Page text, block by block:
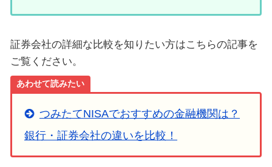
証券会社の詳細な比較を知りたい方はこちらの記事を
ご覧ください。
あわせて読みたい
つみたてNISAでおすすめの金融機関は？
銀行・証券会社の違いを比較！